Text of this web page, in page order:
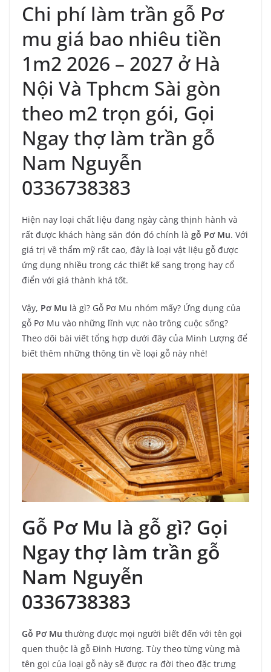
Chi phí làm trần gỗ Pơ
mu giá bao nhiêu tiền
1m2 2026 – 2027 ở Hà
Nội Và Tphcm Sài gòn
theo m2 trọn gói, Gọi
Ngay thợ làm trần gỗ
Nam Nguyễn
0336738383
Hiện nay loại chất liệu đang ngày càng thịnh hành và
rất được khách hàng săn đón đó chính là gỗ Pơ Mu. Với
giá trị về thẩm mỹ rất cao, đây là loại vật liệu gỗ được
ứng dụng nhiều trong các thiết kế sang trọng hay cổ
điển với giá thành khá tốt.
Vậy, Pơ Mu là gì? Gỗ Pơ Mu nhóm mấy? Ứng dụng của
gỗ Pơ Mu vào những lĩnh vực nào trông cuộc sống?
Theo dõi bài viết tổng hợp dưới đây của Minh Lượng để
biết thêm những thông tin về loại gỗ này nhé!
Gỗ Pơ Mu là gỗ gì? Gọi
Ngay thợ làm trần gỗ
Nam Nguyễn
0336738383
Gỗ Pơ Mu thường được mọi người biết đến với tên gọi
quen thuộc là gỗ Đinh Hương. Tùy theo từng vùng mà
tên gọi của loại gỗ này sẽ được ra đời theo đặc trưng